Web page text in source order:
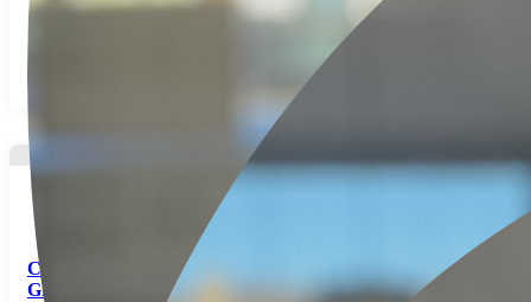
5Chambre(s) 2Salles de bains m² Surface
CHARMANTE LONGÈRE ENTRE AUMALE ET
GRANDVILLIERS